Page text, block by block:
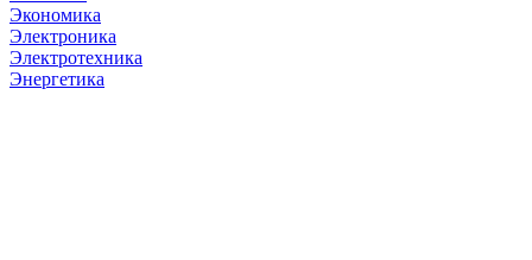
Экономика
Электроника
Электротехника
Энергетика